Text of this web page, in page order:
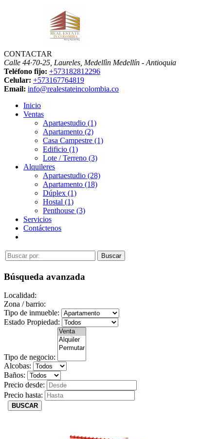
CONTACTAR
Calle 44·70-25, Laureles, Medellìn Medellín - Antioquia
Teléfono fijo: +573182812296
Celular: +573167764819
Email: info@realestateincolombia.co
Inicio
Ventas
Apartaestudio (1)
Apartamento (2)
Casa Campestre (1)
Edificio (1)
Lote / Terreno (3)
Alquileres
Apartaestudio (28)
Apartamento (18)
Dúplex (1)
Hostal (1)
Penthouse (3)
Servicios
Contáctenos
Búsqueda avanzada
Localidad:
Zona / barrio:
Tipo de inmueble:
Estado Propiedad:
Tipo de negocio:
Alcobas:
Baños:
Precio desde:
Precio hasta:
BUSCAR